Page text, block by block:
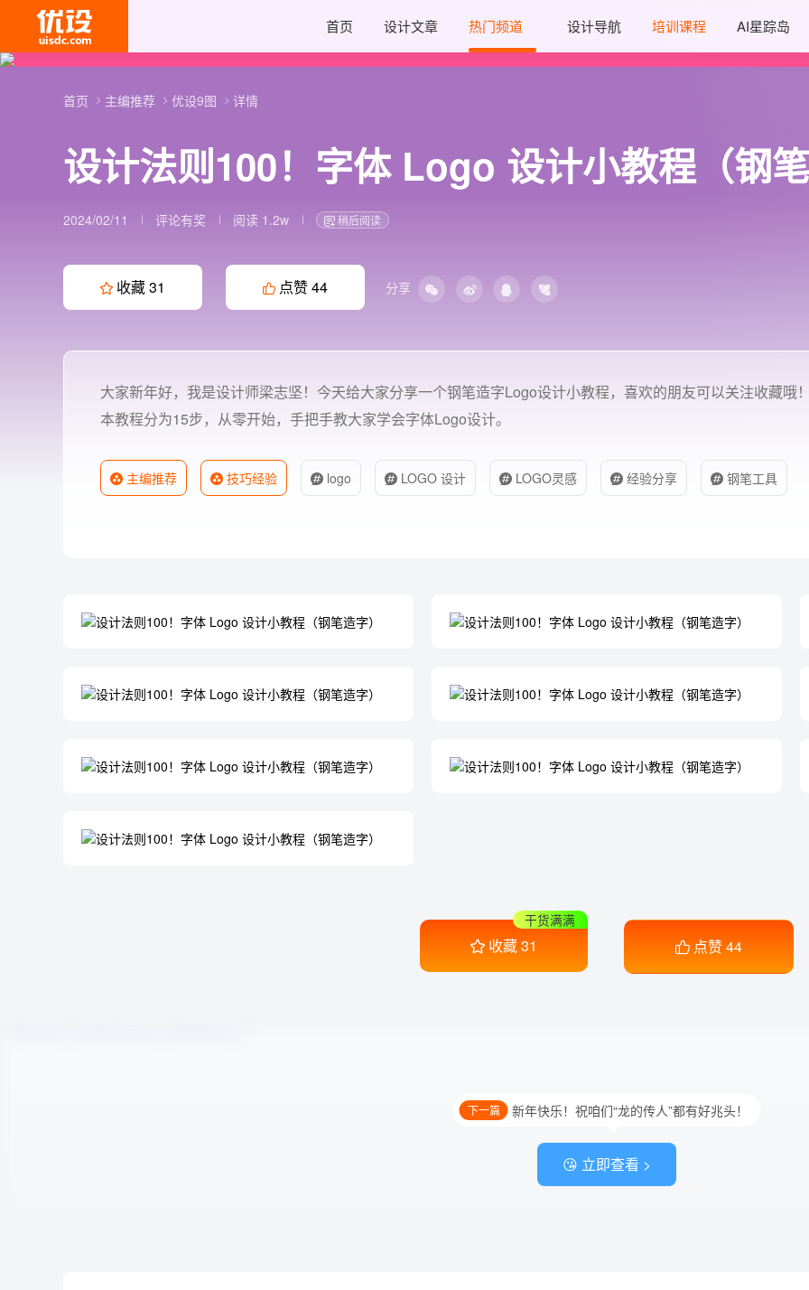
首页 设计文章 热门频道 设计导航 培训课程 AI星踪岛
首页 主编推荐 优设9图 详情
设计法则100！字体 Logo 设计小教程（钢笔
2024/02/11 评论有奖 阅读 1.2w 稍后阅读
收藏31 点赞44 分享
大家新年好，我是设计师梁志坚！今天给大家分享一个钢笔造字Logo设计小教程，喜欢的朋友可以关注收藏哦！
本教程分为15步，从零开始，手把手教大家学会字体Logo设计。
主编推荐 技巧经验 logo LOGO 设计 LOGO灵感 经验分享 钢笔工具
收藏31
干货满满
点赞44
😘 立即查看 >
下一篇 新年快乐！祝咱们“龙的传人”都有好兆头！